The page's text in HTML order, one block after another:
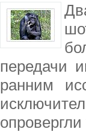
передачи
ранним